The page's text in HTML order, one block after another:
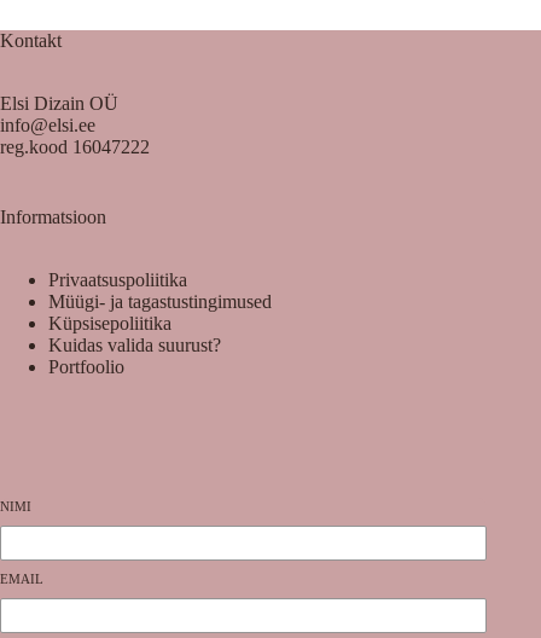
Kontakt
Elsi Dizain OÜ
info@elsi.ee
reg.kood 16047222
Informatsioon
Privaatsuspoliitika
Müügi- ja tagastustingimused
Küpsisepoliitika
Kuidas valida suurust?
Portfoolio
NIMI
EMAIL